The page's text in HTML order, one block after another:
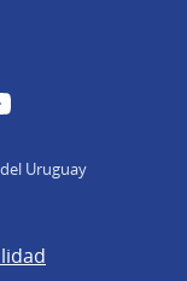
YouTube
Uruguay